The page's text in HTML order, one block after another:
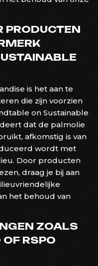
PRODUCTEN
is het aan te
die zijn voorzien
on Sustainable
dat de palmolie
afkomstig is van
wordt met
Door producten
draag je bij aan
het behoud van
ZOALS
RSPO